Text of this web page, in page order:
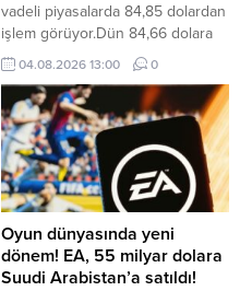
vadeli piyasalarda 84,85 dolardan
işlem görüyor.Dün 84,66 dolara
kadar yükselen Brent petrolün
ekim vadeli varil fiyatı, günü 83,77
dolardan tamamladı.
04.08.2026 13:00 0
Oyun dünyasında yeni
dönem! EA, 55 milyar dolara
Suudi Arabistan’a satıldı!